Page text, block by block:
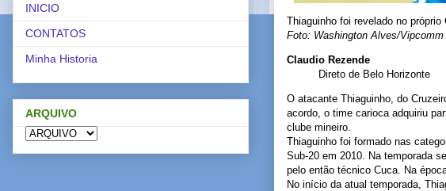
Thiaguinho foi revelado no
Foto: Washington Alves/
Claudio Rezende
Direto de Belo Horizonte
O atacante Thiaguinho, do
acordo, o time carioca adquiriu
clube mineiro.
Thiaguinho foi formado nas
Sub-20 em 2010. Na temporada
pelo então técnico Cuca. Na
No início da atual temporada,
INICIO
CONTATOS
Minha Historia
ARQUIVO